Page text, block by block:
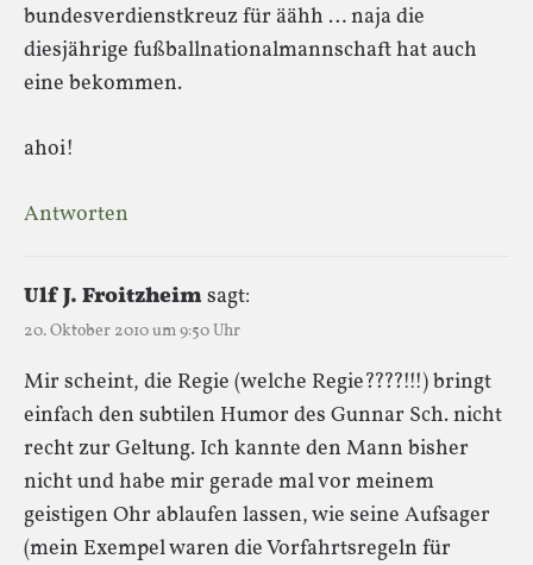
bundesverdienstkreuz für äähh … naja die
diesjährige fußballnationalmannschaft hat auch
eine bekommen.
ahoi!
Antworten
Ulf J. Froitzheimsagt:
20. Oktober 2010 um 9:50 Uhr
Mir scheint, die Regie (welche Regie????!!!) bringt
einfach den subtilen Humor des Gunnar Sch. nicht
recht zur Geltung. Ich kannte den Mann bisher
nicht und habe mir gerade mal vor meinem
geistigen Ohr ablaufen lassen, wie seine Aufsager
(mein Exempel waren die Vorfahrtsregeln für